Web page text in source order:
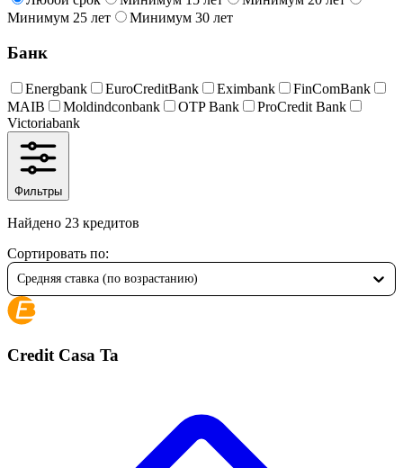
Минимум 25 лет
Минимум 30 лет
Банк
Energbank EuroCreditBank Eximbank
FinComBank
MAIB
Moldindconbank OTP Bank
ProCredit Bank
Victoriabank
Фильтры
Найдено 23 кредитов
Сортировать по:
Средняя ставка (по возрастанию)
Credit Casa Ta